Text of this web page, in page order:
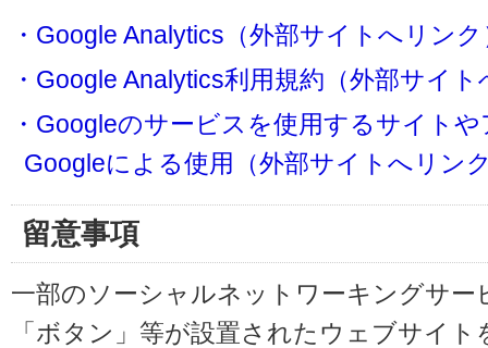
・Google Analytics（外部サイトへリンク
・Google Analytics利用規約（外部サイ
・Googleのサービスを使用するサイト
Googleによる使用（外部サイトへリン
留意事項
一部のソーシャルネットワーキングサー
「ボタン」等が設置されたウェブサイ